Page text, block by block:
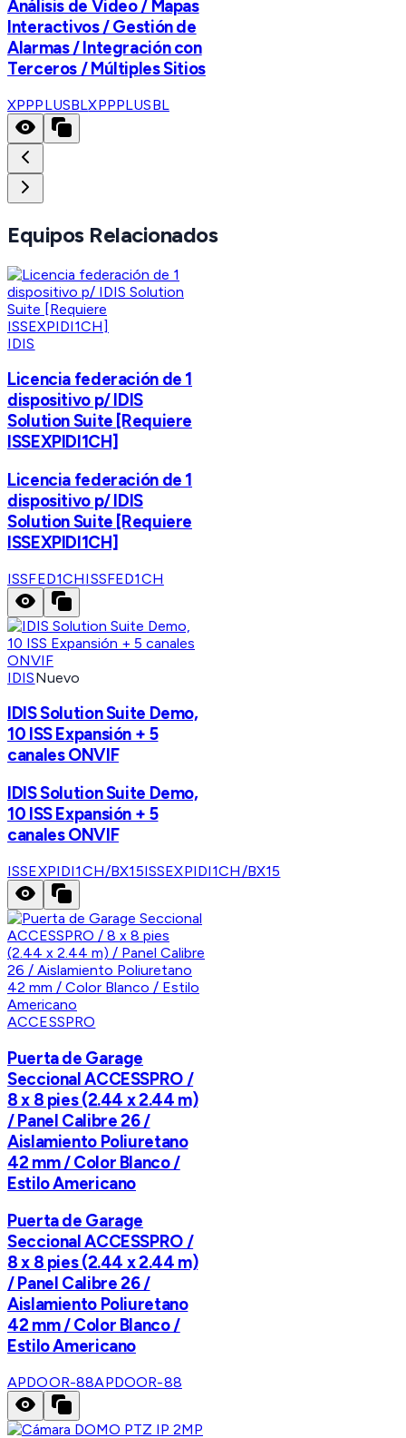
Análisis de Video / Mapas
Interactivos / Gestión de
Alarmas / Integración con
Terceros / Múltiples Sitios
XPPPLUSBLXPPPLUSBL
Equipos Relacionados
IDIS
Licencia federación de 1
dispositivo p/ IDIS
Solution Suite [Requiere
ISSEXPIDI1CH]
Licencia federación de 1
dispositivo p/ IDIS
Solution Suite [Requiere
ISSEXPIDI1CH]
ISSFED1CHISSFED1CH
IDISNuevo
IDIS Solution Suite Demo,
10 ISS Expansión + 5
canales ONVIF
IDIS Solution Suite Demo,
10 ISS Expansión + 5
canales ONVIF
ISSEXPIDI1CH/BX15ISSEXPIDI1CH/BX15
ACCESSPRO
Puerta de Garage
Seccional ACCESSPRO /
8 x 8 pies (2.44 x 2.44 m)
/ Panel Calibre 26 /
Aislamiento Poliuretano
42 mm / Color Blanco /
Estilo Americano
Puerta de Garage
Seccional ACCESSPRO /
8 x 8 pies (2.44 x 2.44 m)
/ Panel Calibre 26 /
Aislamiento Poliuretano
42 mm / Color Blanco /
Estilo Americano
APDOOR-88APDOOR-88